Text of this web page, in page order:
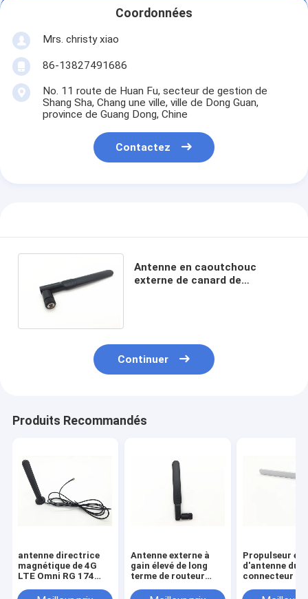
Coordonnées
Mrs. christy xiao
86-13827491686
No. 11 route de Huan Fu, secteur de gestion de
Shang Sha, Chang une ville, ville de Dong Guan,
province de Guang Dong, Chine
Contactez
Antenne en caoutchouc
externe de canard de
Continuer
Produits Recommandés
antenne directrice
magnétique de 4G
LTE Omni RG 174
masculin de SMA
Antenne externe à
gain élevé de long
terme de routeur
modem 4G LTE
Propulseur
d'antenne du
connecteur
le CPE sans fil